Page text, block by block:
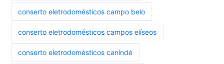
conserto eletrodomésticos campo belo
conserto eletrodomésticos campos elíseos
conserto eletrodomésticos canindé